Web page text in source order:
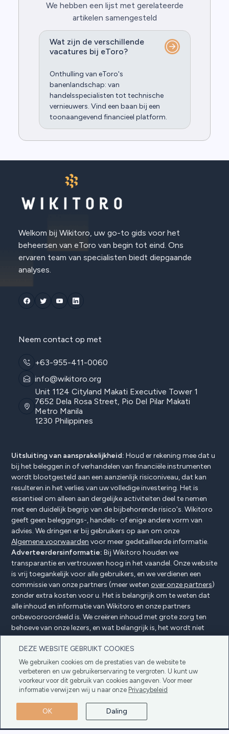
We hebben een lijst met gerelateerde
artikelen samengesteld
Wat zijn de verschillende
vacatures bij eToro?
Onthulling van eToro's
banenlandschap: van
handelsspecialisten tot technische
vernieuwers. Vind een baan bij een
toonaangevend financieel platform.
DEZE WEBSITE GEBRUIKT COOKIES
We gebruiken cookies om de prestaties van de website te
verbeteren en uw gebruikerservaring te vergroten. U kunt uw
voorkeur voor dit gebruik van cookies aangeven. Voor meer
informatie verwijzen wij u naar onze Privacybeleid
OK Daling
Welkom bij Wikitoro, uw go-to gids voor het
beheersen van eToro van begin tot eind. Ons
ervaren team van specialisten biedt diepgaande
analyses.
Neem contact op met
+63-955-411-0060
info@wikitoro.org
Unit 1124 Cityland Makati Executive Tower 1
7652 Dela Rosa Street, Pio Del Pilar Makati
Metro Manila
1230 Philippines
Uitsluiting van aansprakelijkheid: Houd er rekening mee dat u
bij het beleggen in of verhandelen van financiële instrumenten
wordt blootgesteld aan een aanzienlijk risiconiveau, dat kan
resulteren in het verlies van uw volledige investering. Het is
essentieel om alleen aan dergelijke activiteiten deel te nemen
met een duidelijk begrip van de bijbehorende risico's. Wikitoro
geeft geen beleggings-, handels- of enige andere vorm van
advies. We dringen er bij gebruikers op aan om onze
Algemene voorwaarden voor meer gedetailleerde informatie.
Adverteerdersinformatie: Bij Wikitoro houden we
transparantie en vertrouwen hoog in het vaandel. Onze website
is vrij toegankelijk voor alle gebruikers, en we verdienen een
commissie van onze partners (meer weten over onze partners)
zonder extra kosten voor u. Het is belangrijk om te weten dat
alle inhoud en informatie van Wikitoro en onze partners
onbevooroordeeld is. We creëren inhoud met grote zorg ten
behoeve van onze lezers, en wat belangrijk is, het wordt niet
beïnvloed door enige compensatieovereenkomsten met onze
partners.
Copyright © 2025 Wikitoro Alle rechten
Adverteerders OpenbaarmakingPrivacybeleid